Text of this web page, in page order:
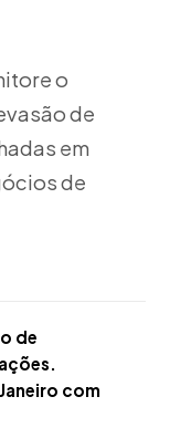
o
de
em
de
de
com